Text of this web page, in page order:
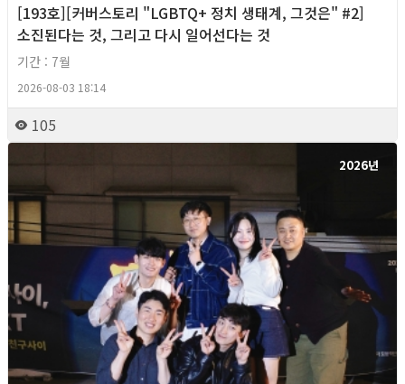
[193호][커버스토리 "LGBTQ+ 정치 생태계, 그것은" #2]
소진된다는 것, 그리고 다시 일어선다는 것
기간 : 7월
2026-08-03 18:14
105
2026년